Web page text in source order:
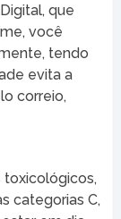
que
você
tendo
evita a
correio,
categorias C,